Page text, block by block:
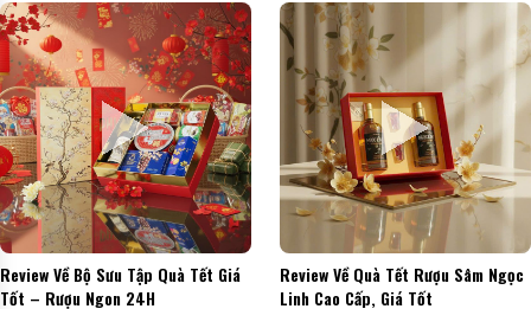
Review Về Bộ Sưu Tập Quà Tết Giá
Tốt – Rượu Ngon 24H
Review Về Quà Tết Rượu Sâm Ngọc
Linh Cao Cấp, Giá Tốt